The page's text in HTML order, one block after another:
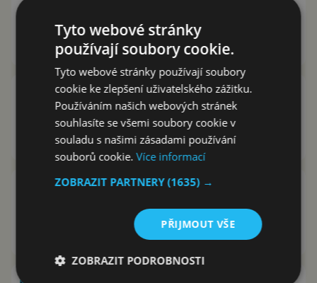
RAM, velká baterie a lákavá cena
Vašek Švec23.2.2016
Vyhlášení: Soutěž o „nadupaný“
telefon: Napiš nám, proč se ti
líbí, a my ti jej dáme!
Jan Dolejš22.6.2015
Acer Predator 8: herní tablet s
Vašek Švec7.6.2015
Tyto webové stránky
používají soubory cookie.
Tyto webové stránky používají soubory
cookie ke zlepšení uživatelského zážitku.
Používáním našich webových stránek
souhlasíte se všemi soubory cookie v
souladu s našimi zásadami používání
souborů cookie.Více informací
ZOBRAZIT PARTNERY(1635) →
PŘIJMOUT VŠE
ZOBRAZIT PODROBNOSTI